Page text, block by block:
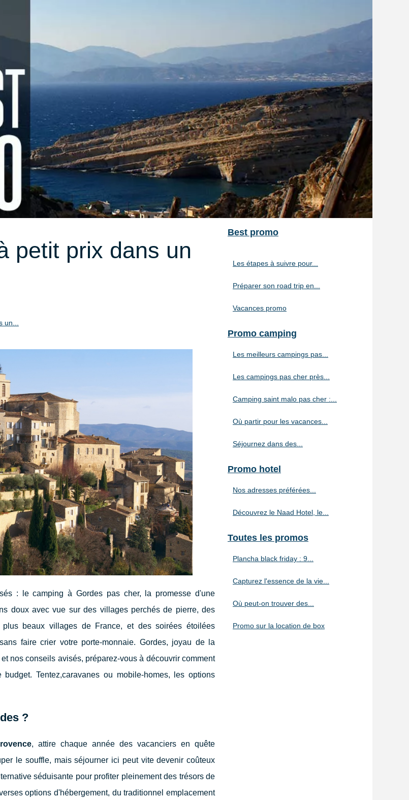
petit prix dans un
: le camping à Gordes pas cher, la promesse d'une
doux avec vue sur des villages perchés de pierre, des
beaux villages de France, et des soirées étoilées
faire crier votre porte-monnaie. Gordes, joyau de la
nos conseils avisés, préparez-vous à découvrir comment
Tentez,caravanes ou mobile-homes, les options
?
, attire chaque année des vacanciers en quête
le souffle, mais séjourner ici peut vite devenir coûteux
séduisante pour profiter pleinement des trésors de
options d'hébergement, du traditionnel emplacement
Best promo
Les étapes à suivre pour...
Préparer son road trip en...
Vacances promo
Promo camping
Les meilleurs campings pas...
Les campings pas cher près...
Camping saint malo pas cher :...
Où partir pour les vacances...
Séjournez dans des...
Promo hotel
Nos adresses préférées...
Découvrez le Naad Hotel, le...
Toutes les promos
Plancha black friday : 9...
Capturez l'essence de la vie...
Où peut-on trouver des...
Promo sur la location de box